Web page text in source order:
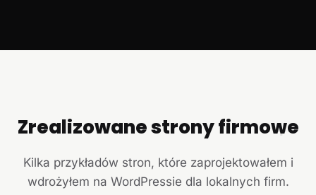
+
Zrealizowane strony firmowe
Kilka przykładów stron, które zaprojektowałem i
wdrożyłem na WordPressie dla lokalnych firm.